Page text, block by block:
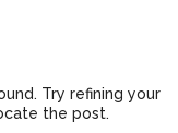
Try refining your
the post.